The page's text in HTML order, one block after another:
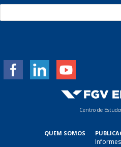
m
Centro de
QUEM SOMOS
Informes